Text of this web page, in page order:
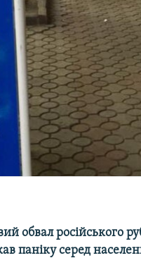
обвал російського
паніку серед